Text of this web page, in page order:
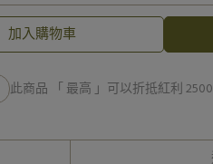
加入購物車
此商品 「 最高 」可以折抵紅利 2500